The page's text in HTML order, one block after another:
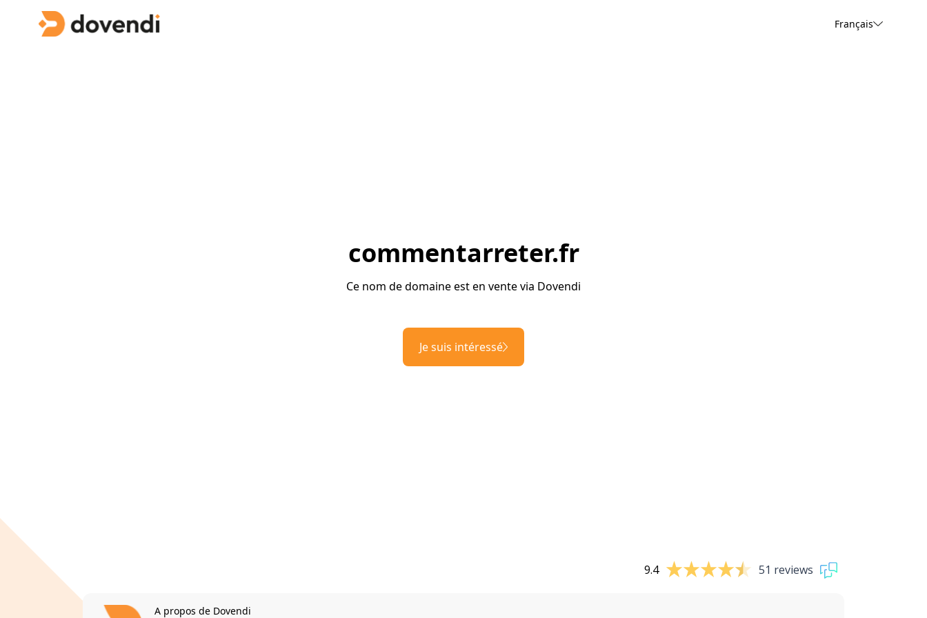
Français
commentarreter.fr
Ce nom de domaine est en vente via Dovendi
Je suis intéressé
9.4 51 reviews
A propos de Dovendi